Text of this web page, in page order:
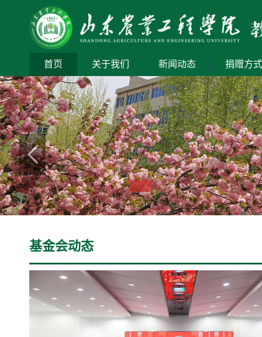
首页 关于我们 新闻动态 捐赠方式
基金会动态